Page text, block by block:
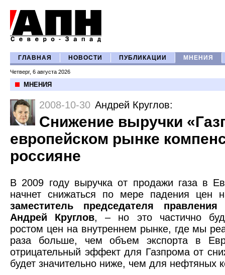
ГЛАВНАЯ НОВОСТИ ПУБЛИКАЦИИ МНЕНИЯ
Четверг, 6 августа 2026
МНЕНИЯ
2008-10-30 Андрей Круглов:
Снижение выручки
европейском рынке
россияне
В 2009 году выручка от продажи газа в
начнет снижаться по мере падения
заместитель председателя
Андрей Круглов, – но это частично
ростом цен на внутреннем рынке, где мы
раза больше, чем объем экспорта в
отрицательный эффект для Газпрома от
будет значительно ниже, чем для нефтяных